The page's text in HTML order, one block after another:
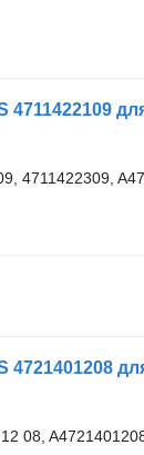
4711422109
4711422309,
4721401208
08,